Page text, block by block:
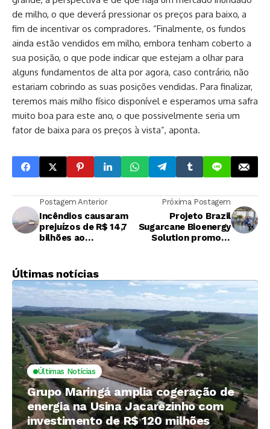
de milho, o que deverá pressionar os preços para baixo, a
fim de incentivar os compradores. “Finalmente, os fundos
ainda estão vendidos em milho, embora tenham coberto a
sua posição, o que pode indicar que estejam a olhar para
alguns fundamentos de alta por agora, caso contrário, não
estariam cobrindo as suas posições vendidas. Para finalizar,
teremos mais milho físico disponível e esperamos uma safra
muito boa para este ano, o que possivelmente seria um
fator de baixa para os preços à vista”, aponta.
Postagem Anterior
Incêndios causaram
prejuízos de R$ 14,7
bilhões ao
Próxima Postagem
Projeto Brazil
Sugarcane Bioenergy
Solution promove
Últimas notícias
Últimas Notícias
Grupo Maringá amplia cogeração de
energia na Usina Jacarezinho com
investimento de R$ 120 milhões